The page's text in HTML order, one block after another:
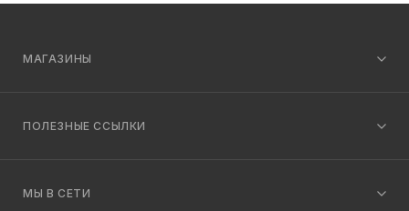
МАГАЗИНЫ
ПОЛЕЗНЫЕ ССЫЛКИ
МЫ В СЕТИ